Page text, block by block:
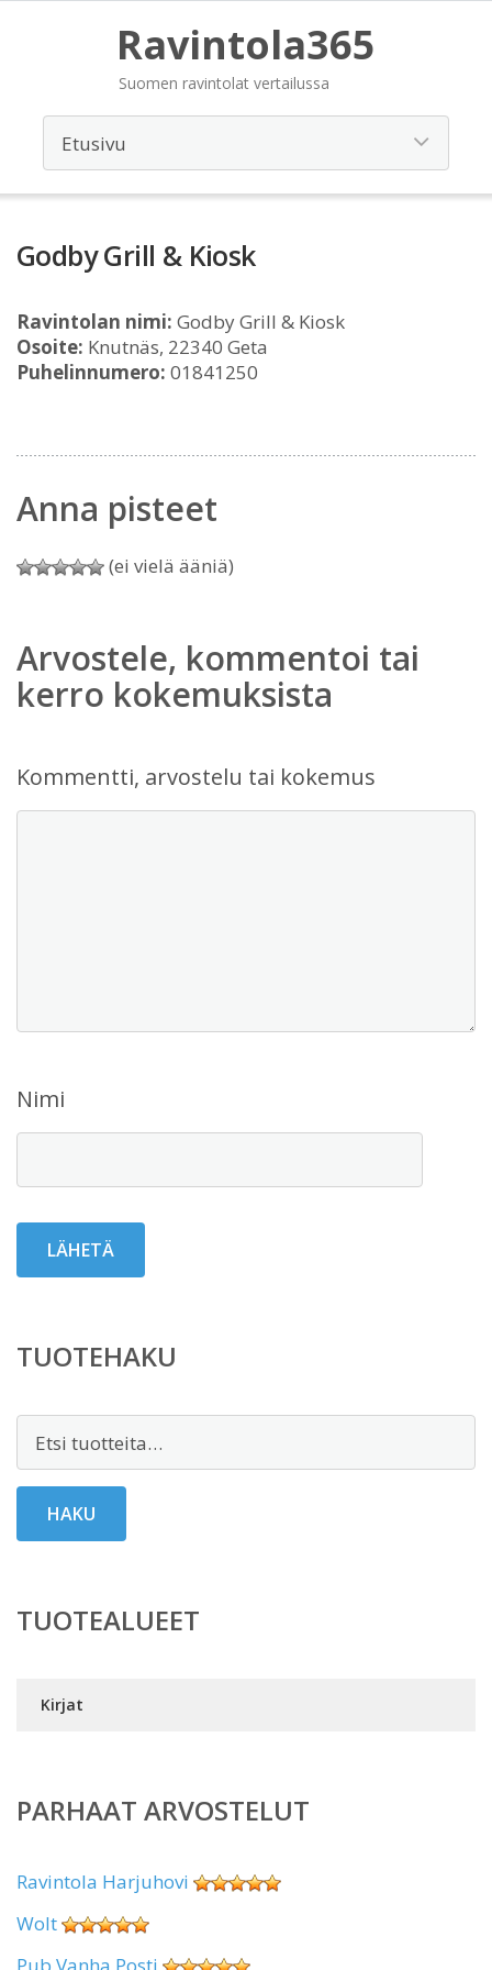
Ravintola365
Suomen ravintolat vertailussa
Godby Grill & Kiosk
Ravintolan nimi: Godby Grill & Kiosk
Osoite: Knutnäs, 22340 Geta
Puhelinnumero: 01841250
Anna pisteet
(ei vielä ääniä)
Arvostele, kommentoi tai
kerro kokemuksista
Kommentti, arvostelu tai kokemus
Nimi
TUOTEHAKU
HAKU
TUOTEALUEET
Kirjat
PARHAAT ARVOSTELUT
Ravintola Harjuhovi
Wolt